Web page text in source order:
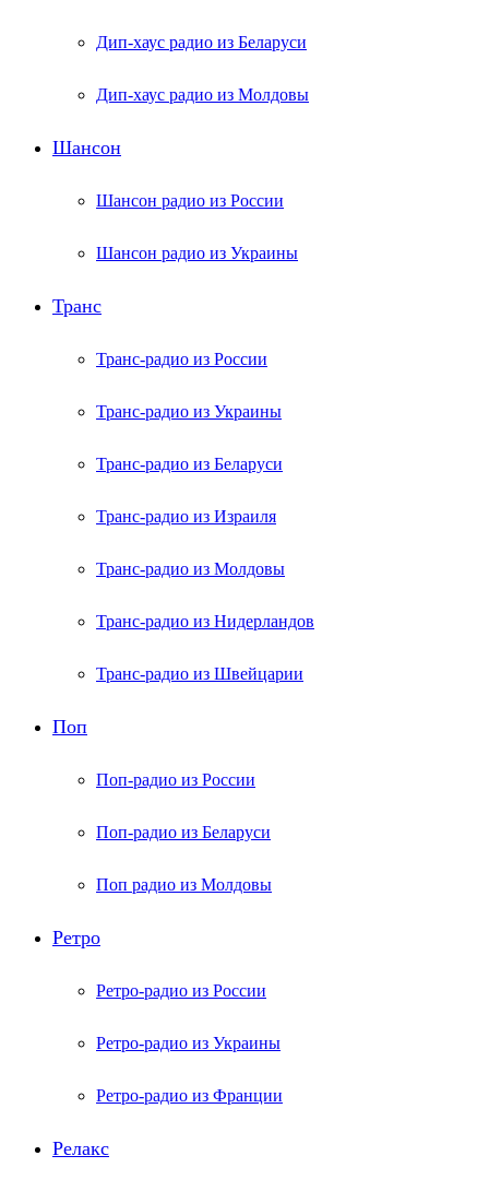
Дип-хаус радио из Беларуси
Дип-хаус радио из Молдовы
Шансон
Шансон радио из России
Шансон радио из Украины
Транс
Транс-радио из России
Транс-радио из Украины
Транс-радио из Беларуси
Транс-радио из Израиля
Транс-радио из Молдовы
Транс-радио из Нидерландов
Транс-радио из Швейцарии
Поп
Поп-радио из России
Поп-радио из Беларуси
Поп радио из Молдовы
Ретро
Ретро-радио из России
Ретро-радио из Украины
Ретро-радио из Франции
Релакс